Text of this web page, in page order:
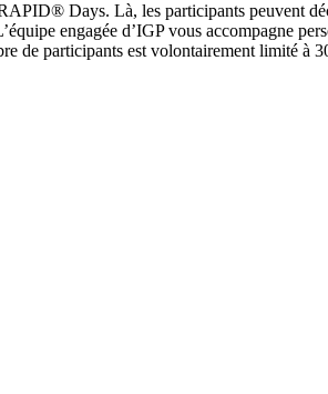
Days. Là, les participants peuvent
engagée d’IGP vous accompagne
de participants est volontairement limité à